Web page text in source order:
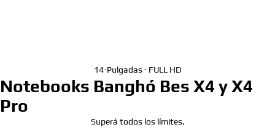
14-Pulgadas · FULL HD
Notebooks Banghó Bes X4 y X4
Pro
Superá todos los límites.